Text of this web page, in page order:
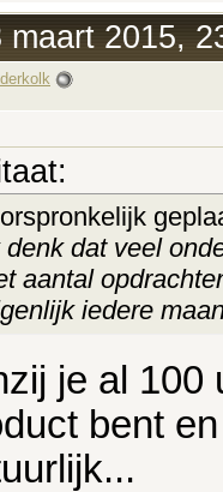
2015,
denk dat veel
aantal
iedere
je al 100
bent